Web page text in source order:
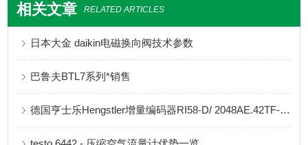
相关文章 RELATED ARTICLES
日本大金 daikin电磁换向阀技术参数
巴鲁夫BTL7系列*销售
德国亨士乐Hengstler增量编码器RI58-D/ 2048AE.42TF-F0的简介